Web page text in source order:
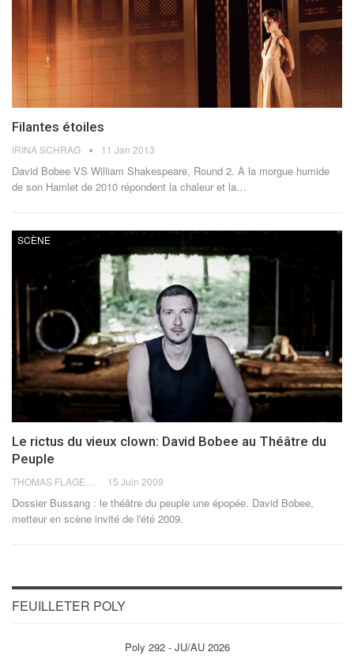
Filantes étoiles
IRINA SCHRAG 11 Jan 2013
David Bobee VS William Shakespeare, Round 2. À la morgue humide
de son Hamlet de 2010 répondent la chaleur et la…
SCÈNE
Le rictus du vieux clown: David Bobee au Théâtre du
Peuple
15 Juin 2009
Dossier Bussang : le théâtre du peuple une épopée. David Bobee,
metteur en scène invité de l'été 2009.
FEUILLETER POLY
Poly 292 - JU/AU 2026